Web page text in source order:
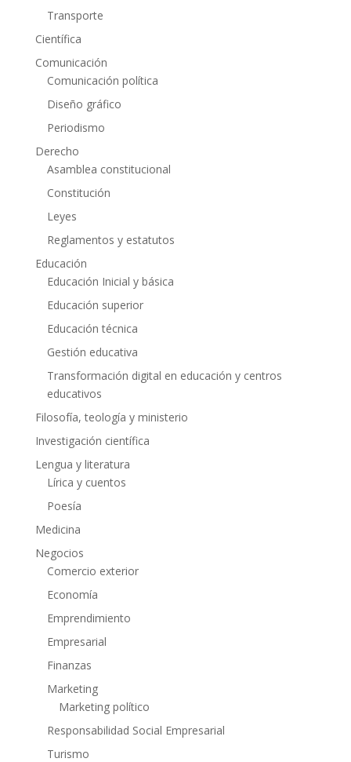
Transporte
Científica
Comunicación
Comunicación política
Diseño gráfico
Periodismo
Derecho
Asamblea constitucional
Constitución
Leyes
Reglamentos y estatutos
Educación
Educación Inicial y básica
Educación superior
Educación técnica
Gestión educativa
Transformación digital en educación y centros
educativos
Filosofía, teología y ministerio
Investigación científica
Lengua y literatura
Lírica y cuentos
Poesía
Medicina
Negocios
Comercio exterior
Economía
Emprendimiento
Empresarial
Finanzas
Marketing
Marketing político
Responsabilidad Social Empresarial
Turismo